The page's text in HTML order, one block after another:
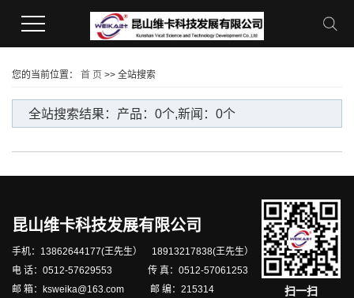
您的当前位置： 首 页 >> 全站搜索
全站搜索结果：产品：0个,新闻：0个
昆山维卡科技发展有限公司
手机：13862644177(王先生） 18913217838(王先生）
电 话：0512-57629553 传 真：0512-57061253
邮 箱：ksweika@163.com 邮 编：215314
扫一扫